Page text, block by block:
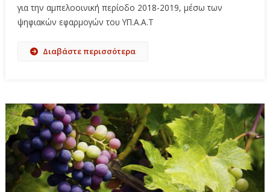
για την αμπελοοινική περίοδο 2018-2019, μέσω των
ψηφιακών εφαρμογών του ΥΠ.Α.Α.Τ
Διαβάστε περισσότερα